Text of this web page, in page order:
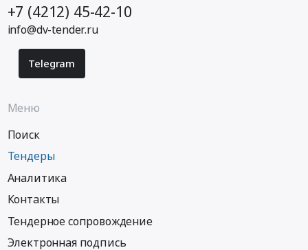
+7 (4212) 45-42-10
info@dv-tender.ru
Telegram
Меню
Поиск
Тендеры
Аналитика
Контакты
Тендерное сопровождение
Электронная подпись